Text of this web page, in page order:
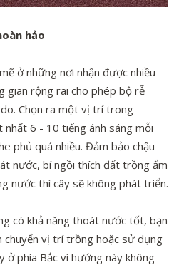
hảo
ở những nơi nhận được nhiều
gian rộng rãi cho phép bộ rễ
Chọn ra một vị trí trong
6 - 10 tiếng ánh sáng mỗi
phủ quá nhiều. Đảm bảo chậu
nước, bí ngồi thích đất trồng ẩm
nước thì cây sẽ không phát triển.
có khả năng thoát nước tốt, bạn
chuyển vị trí trồng hoặc sử dụng
ở phía Bắc vì hướng này không